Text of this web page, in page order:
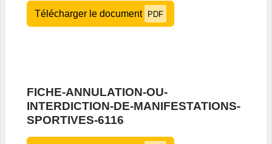
Télécharger le document PDF
FICHE-ANNULATION-OU-
INTERDICTION-DE-MANIFESTATIONS-
SPORTIVES-6116